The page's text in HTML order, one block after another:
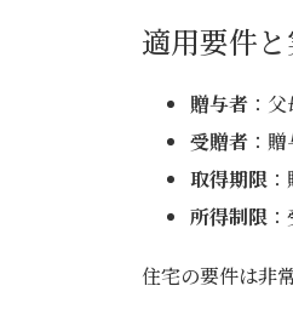
適用要件
贈与者 ：
受贈者 ：
取得期限
所得制限
住宅の要件は非